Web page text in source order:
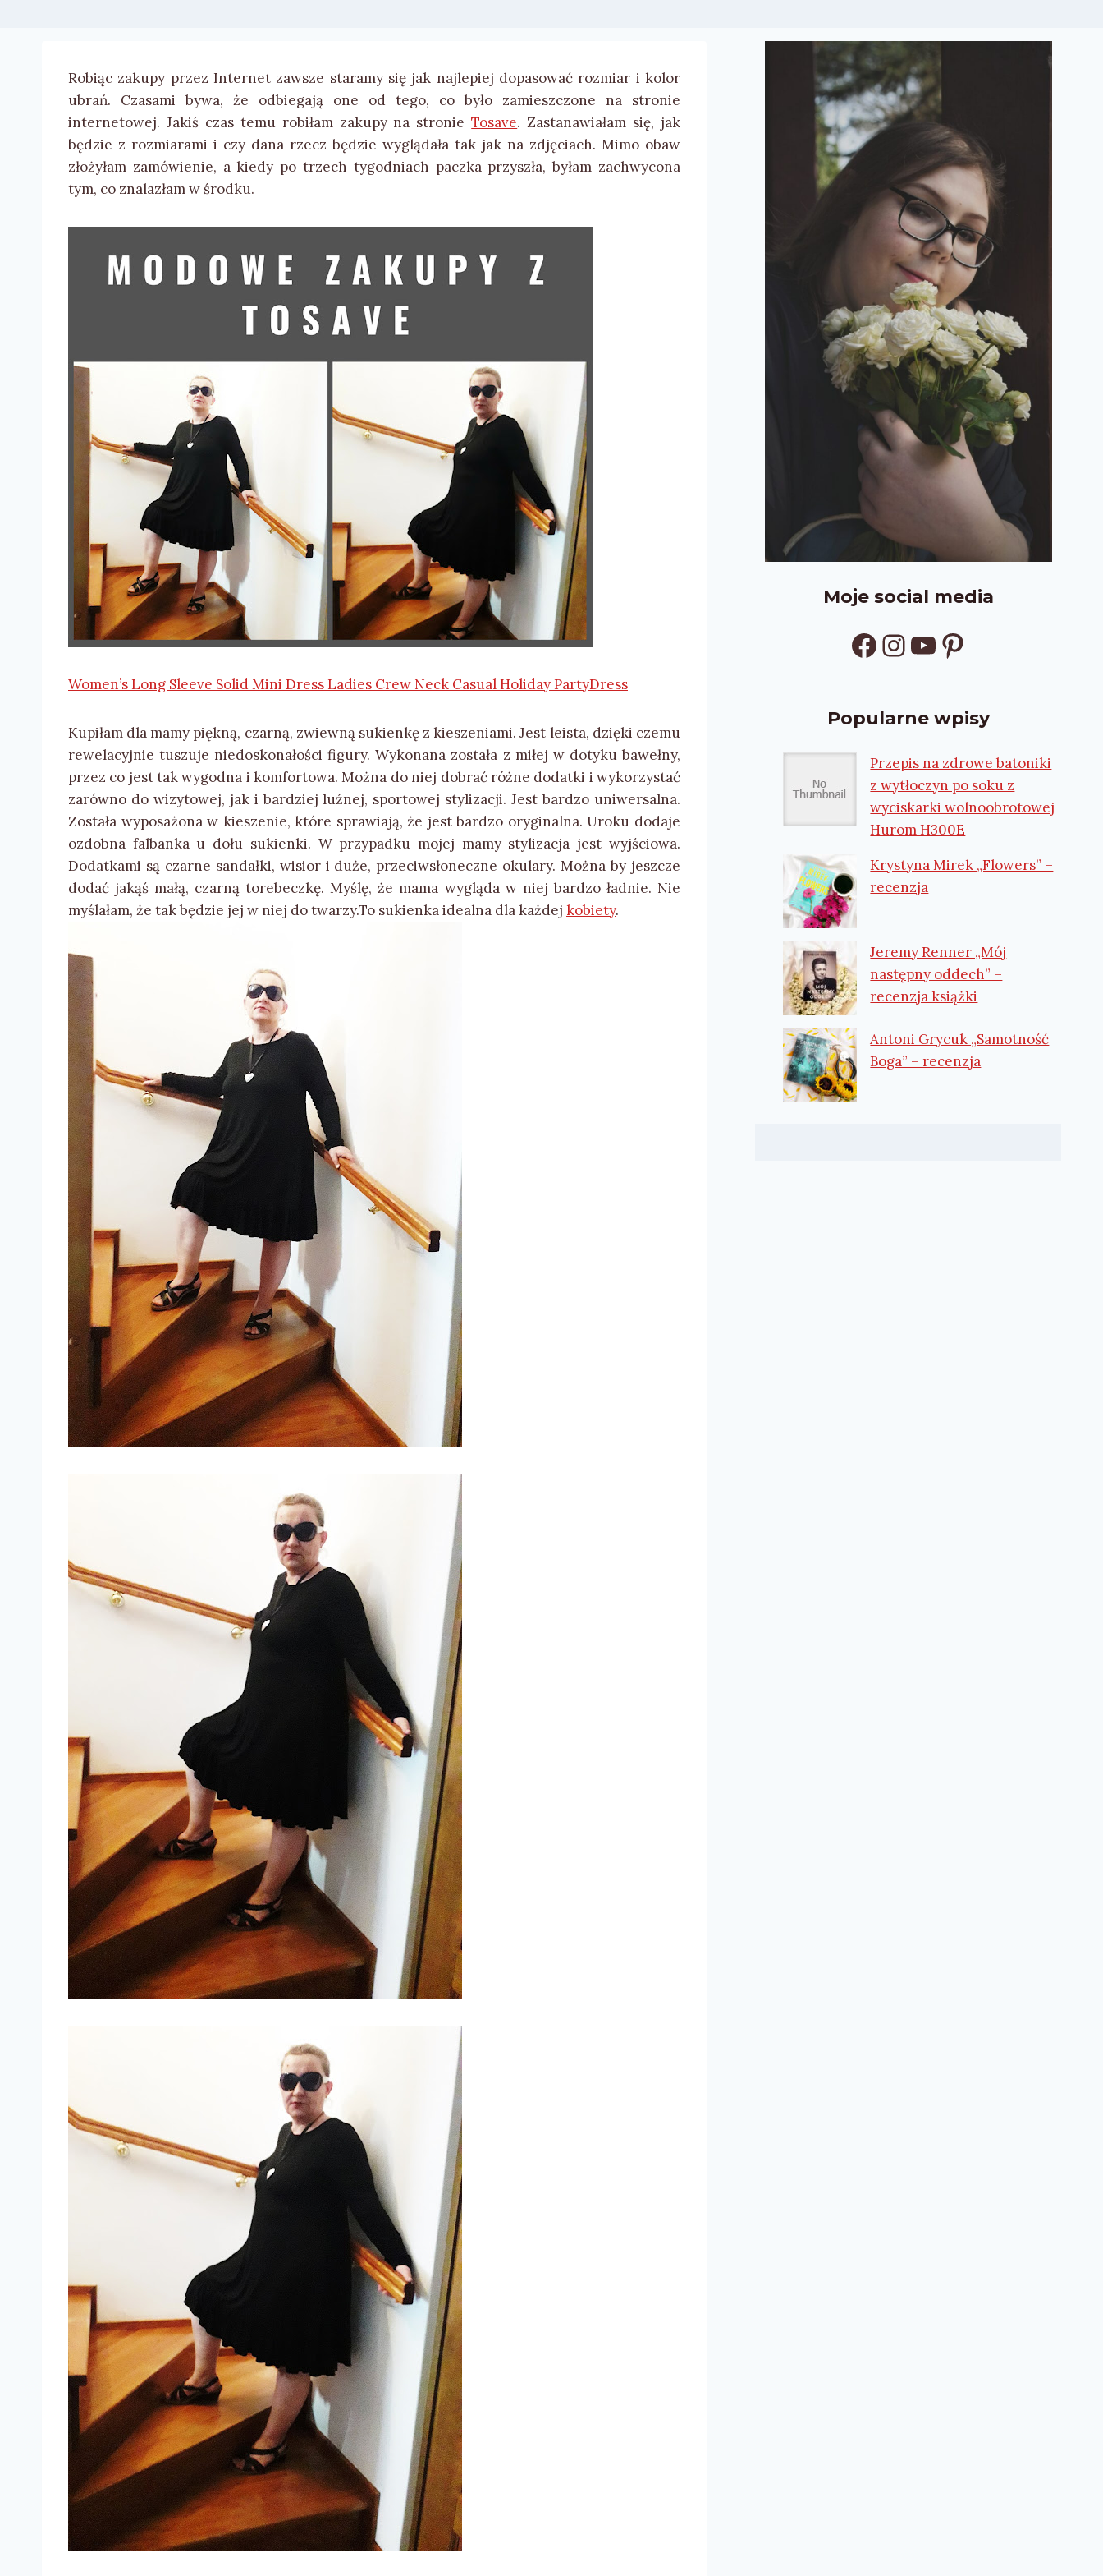
Robiąc zakupy przez Internet zawsze staramy się jak najlepiej dopasować rozmiar i kolor
ubrań. Czasami bywa, że odbiegają one od tego, co było zamieszczone na stronie
internetowej. Jakiś czas temu robiłam zakupy na stronieTosave. Zastanawiałam się, jak
będzie z rozmiarami i czy dana rzecz będzie wyglądała tak jak na zdjęciach. Mimo obaw
złożyłam zamówienie, a kiedy po trzech tygodniach paczka przyszła, byłam zachwycona
tym, co znalazłam w środku.
Women’s Long Sleeve Solid Mini Dress Ladies Crew Neck Casual Holiday PartyDress
Kupiłam dla mamy piękną, czarną, zwiewną sukienkę z kieszeniami. Jest leista, dzięki czemu
rewelacyjnie tuszuje niedoskonałości figury. Wykonana została z miłej w dotyku bawełny,
przez co jest tak wygodna i komfortowa. Można do niej dobrać różne dodatki i wykorzystać
zarówno do wizytowej, jak i bardziej luźnej, sportowej stylizacji. Jest bardzo uniwersalna.
Została wyposażona w kieszenie, które sprawiają, że jest bardzo oryginalna. Uroku dodaje
ozdobna falbanka u dołu sukienki. W przypadku mojej mamy stylizacja jest wyjściowa.
Dodatkami są czarne sandałki, wisior i duże, przeciwsłoneczne okulary. Można by jeszcze
dodać jakąś małą, czarną torebeczkę. Myślę, że mama wygląda w niej bardzo ładnie. Nie
myślałam, że tak będzie jej w niej do twarzy.To sukienka idealna dla każdej kobiety.
Moje social media
Facebook
Instagram
YouTube
Pinterest
Popularne wpisy
Przepis na zdrowe batoniki
z wytłoczyn po soku z
wyciskarki wolnoobrotowej
Hurom H300E
Krystyna Mirek „Flowers” –
recenzja
Jeremy Renner „Mój
następny oddech” –
recenzja książki
Antoni Grycuk „Samotność
Boga” – recenzja